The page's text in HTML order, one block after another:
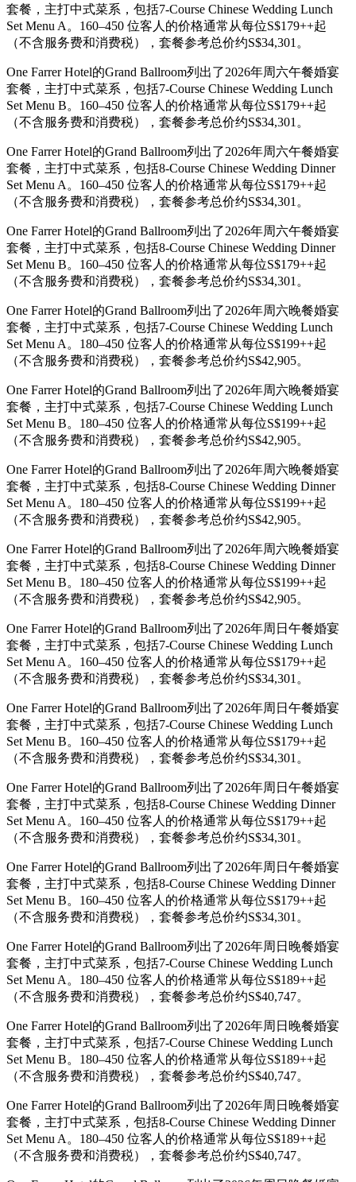
套餐，主打中式菜系，包括7-Course Chinese Wedding Lunch
Set Menu A。160–450 位客人的价格通常从每位S$179++起
（不含服务费和消费税），套餐参考总价约S$34,301。
One Farrer Hotel的Grand Ballroom列出了2026年周六午餐婚宴
套餐，主打中式菜系，包括7-Course Chinese Wedding Lunch
Set Menu B。160–450 位客人的价格通常从每位S$179++起
（不含服务费和消费税），套餐参考总价约S$34,301。
One Farrer Hotel的Grand Ballroom列出了2026年周六午餐婚宴
套餐，主打中式菜系，包括8-Course Chinese Wedding Dinner
Set Menu A。160–450 位客人的价格通常从每位S$179++起
（不含服务费和消费税），套餐参考总价约S$34,301。
One Farrer Hotel的Grand Ballroom列出了2026年周六午餐婚宴
套餐，主打中式菜系，包括8-Course Chinese Wedding Dinner
Set Menu B。160–450 位客人的价格通常从每位S$179++起
（不含服务费和消费税），套餐参考总价约S$34,301。
One Farrer Hotel的Grand Ballroom列出了2026年周六晚餐婚宴
套餐，主打中式菜系，包括7-Course Chinese Wedding Lunch
Set Menu A。180–450 位客人的价格通常从每位S$199++起
（不含服务费和消费税），套餐参考总价约S$42,905。
One Farrer Hotel的Grand Ballroom列出了2026年周六晚餐婚宴
套餐，主打中式菜系，包括7-Course Chinese Wedding Lunch
Set Menu B。180–450 位客人的价格通常从每位S$199++起
（不含服务费和消费税），套餐参考总价约S$42,905。
One Farrer Hotel的Grand Ballroom列出了2026年周六晚餐婚宴
套餐，主打中式菜系，包括8-Course Chinese Wedding Dinner
Set Menu A。180–450 位客人的价格通常从每位S$199++起
（不含服务费和消费税），套餐参考总价约S$42,905。
One Farrer Hotel的Grand Ballroom列出了2026年周六晚餐婚宴
套餐，主打中式菜系，包括8-Course Chinese Wedding Dinner
Set Menu B。180–450 位客人的价格通常从每位S$199++起
（不含服务费和消费税），套餐参考总价约S$42,905。
One Farrer Hotel的Grand Ballroom列出了2026年周日午餐婚宴
套餐，主打中式菜系，包括7-Course Chinese Wedding Lunch
Set Menu A。160–450 位客人的价格通常从每位S$179++起
（不含服务费和消费税），套餐参考总价约S$34,301。
One Farrer Hotel的Grand Ballroom列出了2026年周日午餐婚宴
套餐，主打中式菜系，包括7-Course Chinese Wedding Lunch
Set Menu B。160–450 位客人的价格通常从每位S$179++起
（不含服务费和消费税），套餐参考总价约S$34,301。
One Farrer Hotel的Grand Ballroom列出了2026年周日午餐婚宴
套餐，主打中式菜系，包括8-Course Chinese Wedding Dinner
Set Menu A。160–450 位客人的价格通常从每位S$179++起
（不含服务费和消费税），套餐参考总价约S$34,301。
One Farrer Hotel的Grand Ballroom列出了2026年周日午餐婚宴
套餐，主打中式菜系，包括8-Course Chinese Wedding Dinner
Set Menu B。160–450 位客人的价格通常从每位S$179++起
（不含服务费和消费税），套餐参考总价约S$34,301。
One Farrer Hotel的Grand Ballroom列出了2026年周日晚餐婚宴
套餐，主打中式菜系，包括7-Course Chinese Wedding Lunch
Set Menu A。180–450 位客人的价格通常从每位S$189++起
（不含服务费和消费税），套餐参考总价约S$40,747。
One Farrer Hotel的Grand Ballroom列出了2026年周日晚餐婚宴
套餐，主打中式菜系，包括7-Course Chinese Wedding Lunch
Set Menu B。180–450 位客人的价格通常从每位S$189++起
（不含服务费和消费税），套餐参考总价约S$40,747。
One Farrer Hotel的Grand Ballroom列出了2026年周日晚餐婚宴
套餐，主打中式菜系，包括8-Course Chinese Wedding Dinner
Set Menu A。180–450 位客人的价格通常从每位S$189++起
（不含服务费和消费税），套餐参考总价约S$40,747。